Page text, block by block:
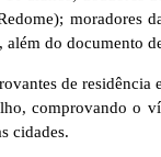
moradores
além do documento
de residência
comprovando o
cidades.